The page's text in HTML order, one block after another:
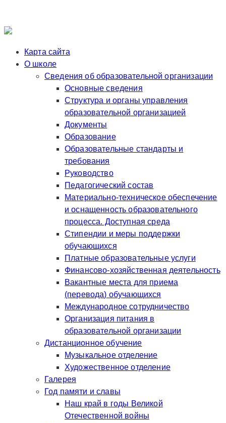
Карта сайта
О школе
Сведения об образовательной организации
Основные сведения
Структура и органы управления
образовательной организацией
Документы
Образование
Образовательные стандарты и
требования
Руководство
Педагогический состав
Материально-техническое обеспечение
и оснащенность образовательного
процесса. Доступная среда
Стипендии и меры поддержки
обучающихся
Платные образовательные услуги
Финансово-хозяйственная деятельность
Вакантные места для приема
(перевода) обучающихся
Международное сотрудничество
Организация питания в
образовательной организации
Дистанционное обучение
Музыкальное отделение
Художественное отделение
Галерея
Год памяти и славы
Наш край в годы Великой
Отечественной войны